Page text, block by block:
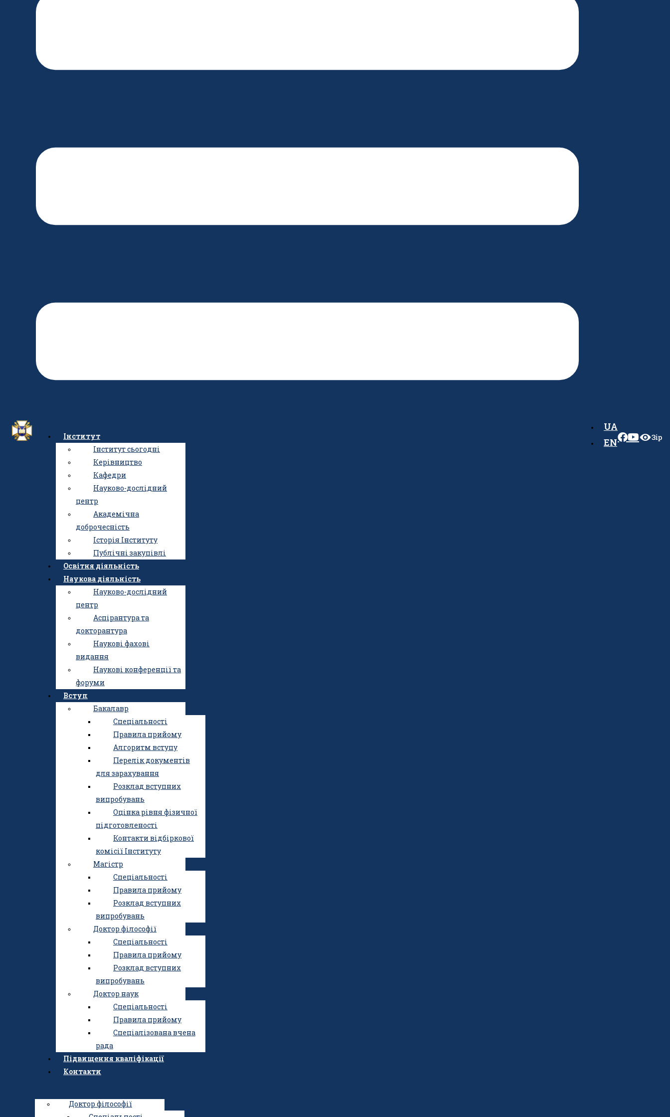
Інститут сьогодні
Керівництво
Кафедри
Науково-дослідний
центр
Академічна
доброчесність
Історія Інституту
Публічні закупівлі
Освітня діяльність
Наукова діяльність
Науково-дослідний
Аспірантура та
Наукові фахові видання
Наукові конференції та
Спеціальності
Правила прийому
Алгоритм вступу
Перелік документів для
зарахування
Розклад вступних
випробувань
Оцінка рівня фізичної
підготовленості
Контакти відбіркової
комісії Інституту
Спеціальності
Правила прийому
Розклад вступних
Доктор філософії
Інститут
Інститут сьогодні
Керівництво
Кафедри
Науково-дослідний
центр
Академічна
доброчесність
Історія Інституту
Публічні закупівлі
Освітня діяльність
Наукова діяльність
Науково-дослідний
центр
Аспірантура та
докторантура
Наукові фахові
видання
Наукові конференції та
форуми
Вступ
Бакалавр
Спеціальності
Правила прийому
Алгоритм вступу
Перелік документів
для зарахування
Розклад вступних
випробувань
Оцінка рівня фізичної
підготовленості
Контакти відбіркової
комісії Інституту
Магістр
Спеціальності
Правила прийому
Розклад вступних
випробувань
Доктор філософії
Спеціальності
Правила прийому
Розклад вступних
випробувань
Доктор наук
Спеціальності
Правила прийому
Спеціалізована вчена
рада
Підвищення кваліфікації
Контакти
UA
EN
Зір